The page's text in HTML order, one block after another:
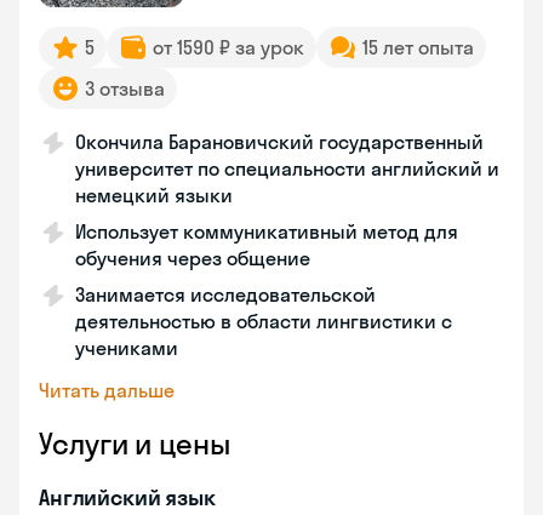
5 от 1590 ₽ за урок
15 лет опыта
3 отзыва
Окончила Барановичский государственный
университет по специальности английский и
немецкий языки
Использует коммуникативный метод для
обучения через общение
Занимается исследовательской
деятельностью в области лингвистики с
учениками
Читать дальше
Услуги и цены
Английский язык